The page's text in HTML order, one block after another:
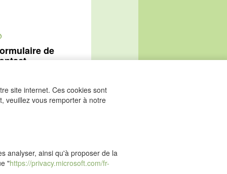
site internet. Ces cookies sont
veuillez vous remporter à notre
analyser, ainsi qu'à proposer de la
"https://privacy.microsoft.com/fr-
de